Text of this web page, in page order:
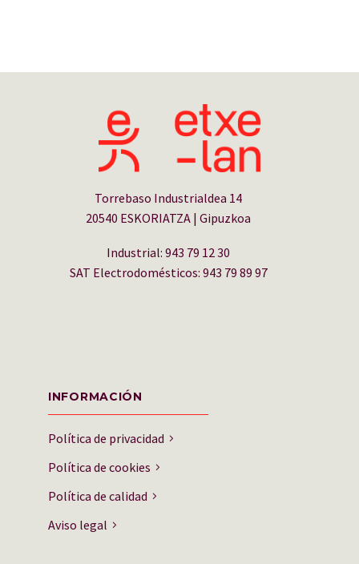
Torrebaso Industrialdea 14
20540 ESKORIATZA | Gipuzkoa
Industrial: 943 79 12 30
SAT Electrodomésticos: 943 79 89 97
INFORMACIÓN
Política de privacidad
Política de cookies
Política de calidad
Aviso legal